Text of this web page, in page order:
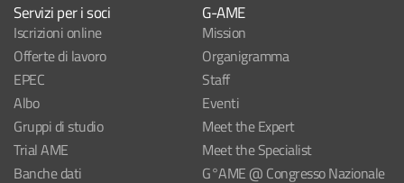
Servizi per i soci
Iscrizioni online
Offerte di lavoro
EPEC
Albo
Gruppi di studio
Trial AME
Banche dati
G-AME
Mission
Organigramma
Staff
Eventi
Meet the Expert
Meet the Specialist
G°AME @ Congresso Nazionale